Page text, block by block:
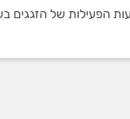
הפעילות של הזגגים